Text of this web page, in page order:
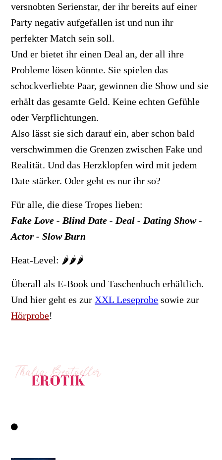
versnobten Serienstar, der ihr bereits auf einer
Party negativ aufgefallen ist und nun ihr
perfekter Match sein soll.
Und er bietet ihr einen Deal an, der all ihre
Probleme lösen könnte. Sie spielen das
schockverliebte Paar, gewinnen die Show und sie
erhält das gesamte Geld. Keine echten Gefühle
oder Verpflichtungen.
Also lässt sie sich darauf ein, aber schon bald
verschwimmen die Grenzen zwischen Fake und
Realität. Und das Herzklopfen wird mit jedem
Date stärker. Oder geht es nur ihr so?
Für alle, die diese Tropes lieben:
Fake Love - Blind Date - Deal - Dating Show -
Actor - Slow Burn
Heat-Level: 🌶️🌶️🌶️
Überall als E-Book und Taschenbuch erhältlich.
Und hier geht es zur XXL Leseprobe sowie zur
Hörprobe!